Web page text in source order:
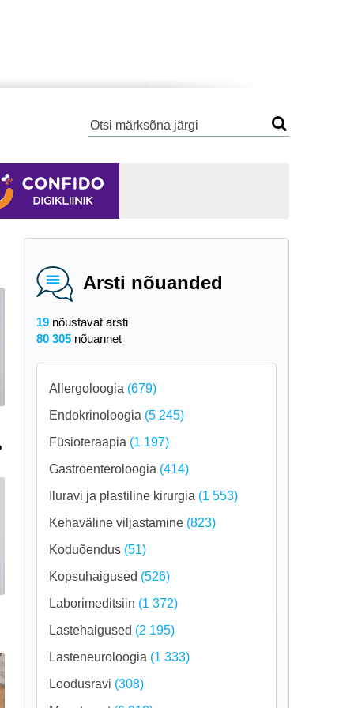
Arsti nõuanded
19 nõustavat arsti
80 305 nõuannet
Allergoloogia (679)
Endokrinoloogia (5 245)
Füsioteraapia (1 197)
Gastroenteroloogia (414)
Iluravi ja plastiline kirurgia (1 553)
Kehaväline viljastamine (823)
Koduõendus (51)
Kopsuhaigused (526)
Laborimeditsiin (1 372)
Lastehaigused (2 195)
Lasteneuroloogia (1 333)
Loodusravi (308)